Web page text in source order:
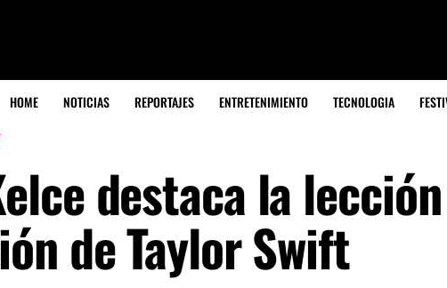
HOME NOTICIAS REPORTAJES ENTRETENIMIENTO TECNOLOGIA
destaca la
de Taylor Swift